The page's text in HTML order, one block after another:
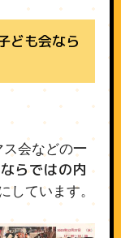
ども会なら
ス会などの一
らではの内
しています。